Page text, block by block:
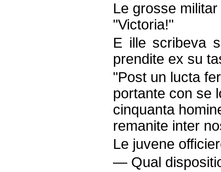
Le grosse
"Victoria!"
E ille scribeva
prendite ex su
"Post un lucta
portante con se
cinquanta
remanite inter
Le juvene
— Qual